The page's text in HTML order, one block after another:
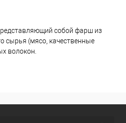
собой фарш из
сырья (мясо, качественные
волокон.